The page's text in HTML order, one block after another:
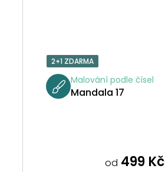
2+1 ZDARMA
Malování podle čísel
Mandala 17
od 499 Kč